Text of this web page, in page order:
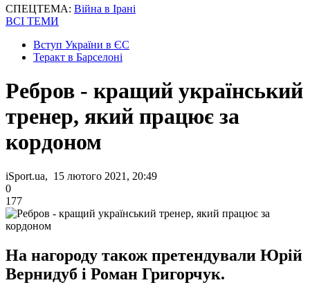
СПЕЦТЕМА: Війна в Ірані
ВСІ ТЕМИ
Вступ України в ЄС
Теракт в Барселоні
Ребров - кращий український
тренер, який працює за
кордоном
iSport.ua, 15 лютого 2021, 20:49
0
177
На нагороду також претендували Юрій
Вернидуб і Роман Григорчук.